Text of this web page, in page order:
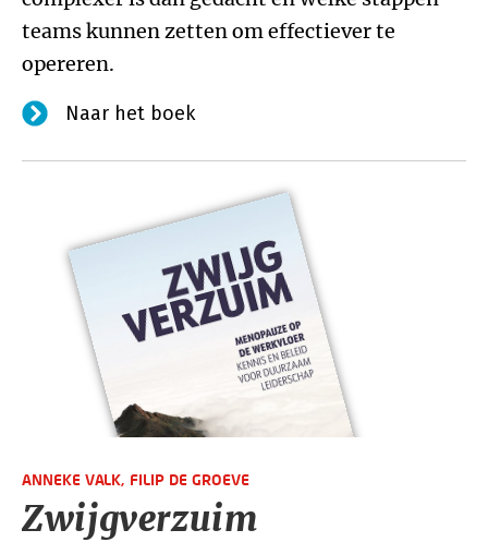
teams kunnen zetten om effectiever te
opereren.
Naar het boek
ANNEKE VALK, FILIP DE GROEVE
Zwijgverzuim